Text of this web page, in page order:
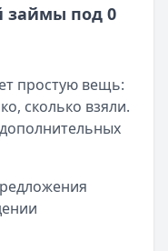
iPhone
ускоряет
займы под 0
простую вещь:
сколько взяли.